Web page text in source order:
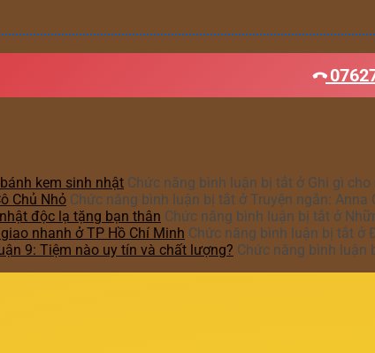
kem sinh nhật Chức năng bình luận bị tắt ở Ghi gì
Chủ Nhỏ Chức năng bình luận bị tắt ở Truyện ngắn: Anna
độc lạ tặng bạn thân Chức năng bình luận bị tắt ở
nhanh ở TP Hồ Chí Minh Chức năng bình luận bị tắt ở
9: Tiệm nào uy tín và chất lượng? Chức năng bình luận